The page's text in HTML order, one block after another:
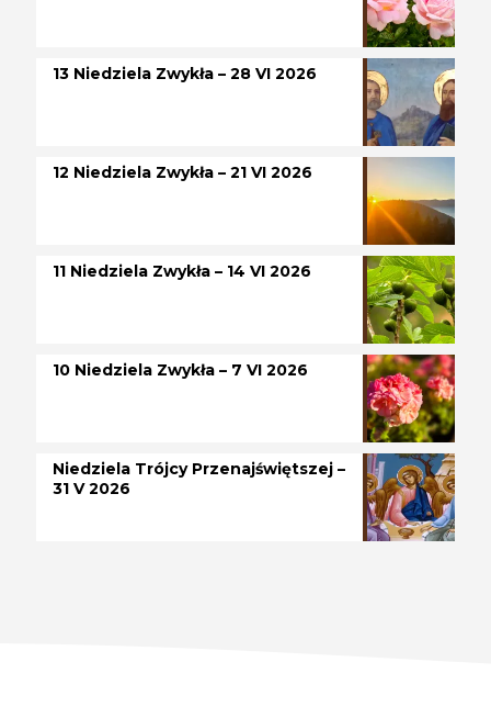
13 Niedziela Zwykła – 28 VI 2026
12 Niedziela Zwykła – 21 VI 2026
11 Niedziela Zwykła – 14 VI 2026
10 Niedziela Zwykła – 7 VI 2026
Niedziela Trójcy Przenajświętszej –
31 V 2026